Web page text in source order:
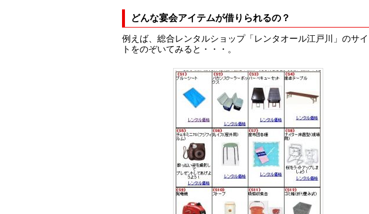
どんな宴会アイテムが借りられるの？
例えば、総合レンタルショップ「レンタオール江戸川」のサイ
トをのぞいてみると・・・。